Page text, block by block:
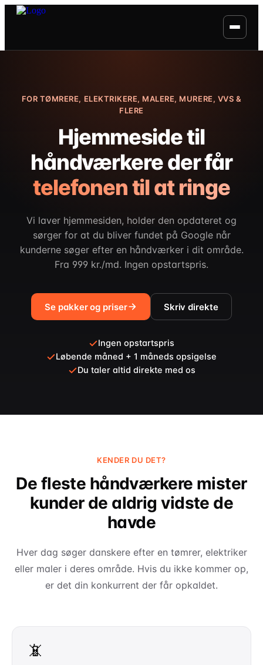
FOR TØMRERE, ELEKTRIKERE, MALERE, MURERE, VVS &
FLERE
Hjemmeside til
håndværkere der får
telefonen til at ringe
Vi laver hjemmesiden, holder den opdateret og
sørger for at du bliver fundet på Google når
kunderne søger efter en håndværker i dit område.
Fra 999 kr./md. Ingen opstartspris.
Se pakker og priser Skriv direkte
Ingen opstartspris
Løbende måned + 1 måneds opsigelse
Du taler altid direkte med os
KENDER DU DET?
De fleste håndværkere mister
kunder de aldrig vidste de
havde
Hver dag søger danskere efter en tømrer, elektriker
eller maler i deres område. Hvis du ikke kommer op,
er det din konkurrent der får opkaldet.
📵